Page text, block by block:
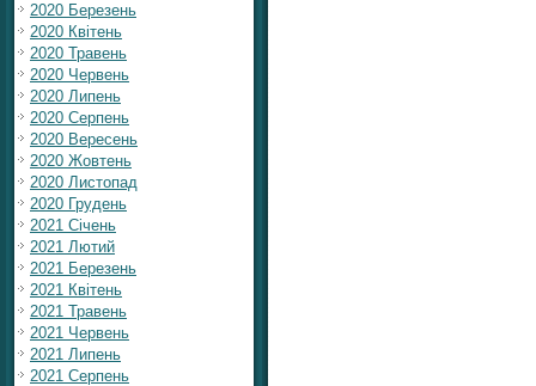
2020 Березень
2020 Квітень
2020 Травень
2020 Червень
2020 Липень
2020 Серпень
2020 Вересень
2020 Жовтень
2020 Листопад
2020 Грудень
2021 Січень
2021 Лютий
2021 Березень
2021 Квітень
2021 Травень
2021 Червень
2021 Липень
2021 Серпень